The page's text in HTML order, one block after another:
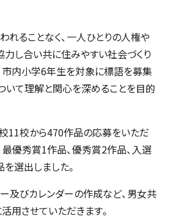
ることなく、一人ひとりの人権や
力し合い共に住みやすい社会づくり
市内小学6年生を対象に標語を募集
いて理解と関心を深めることを目的
11校から470作品の応募をいただ
最優秀賞1作品、優秀賞2作品、入選
選出しました。
及びカレンダーの作成など、男女共
用させていただきます。